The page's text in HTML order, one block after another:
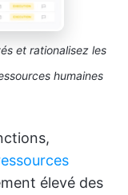
et rationalisez les
humaines
élevé des